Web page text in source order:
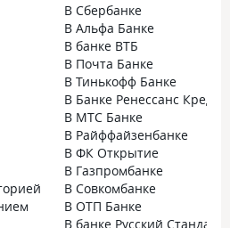
В Сбербанке
В Альфа Банке
В банке ВТБ
В Почта Банке
В Тинькофф Банке
В Банке Ренессанс Кредит
В МТС Банке
В Райффайзенбанке
В ФК Открытие
В Газпромбанке
В Совкомбанке
В ОТП Банке
В банке Русский Стандарт